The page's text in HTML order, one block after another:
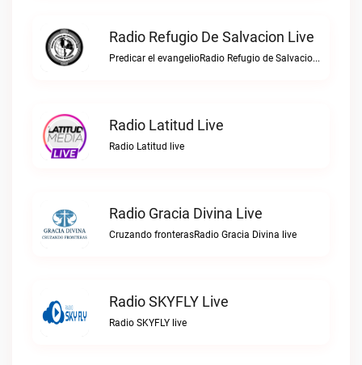
Radio Refugio De Salvacion Live
Predicar el evangelioRadio Refugio de Salvacion live
Radio Latitud Live
Radio Latitud live
Radio Gracia Divina Live
Cruzando fronterasRadio Gracia Divina live
Radio SKYFLY Live
Radio SKYFLY live